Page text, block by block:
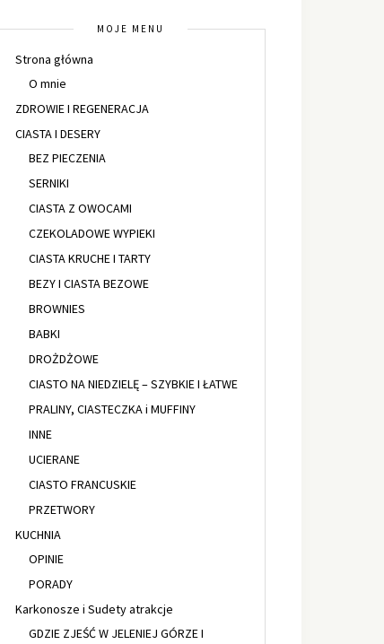
MOJE MENU
Strona główna
O mnie
ZDROWIE I REGENERACJA
CIASTA I DESERY
BEZ PIECZENIA
SERNIKI
CIASTA Z OWOCAMI
CZEKOLADOWE WYPIEKI
CIASTA KRUCHE I TARTY
BEZY I CIASTA BEZOWE
BROWNIES
BABKI
DROŻDŻOWE
CIASTO NA NIEDZIELĘ – SZYBKIE I ŁATWE
PRALINY, CIASTECZKA i MUFFINY
INNE
UCIERANE
CIASTO FRANCUSKIE
PRZETWORY
KUCHNIA
OPINIE
PORADY
Karkonosze i Sudety atrakcje
GDZIE ZJEŚĆ W JELENIEJ GÓRZE I